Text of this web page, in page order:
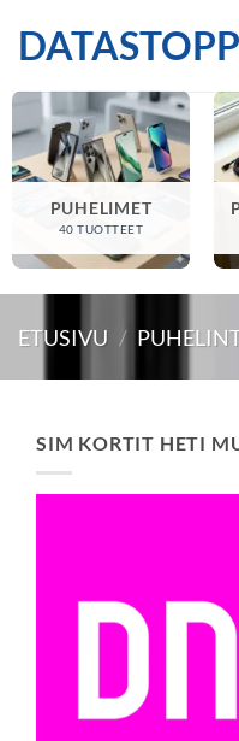
PUHELIMET
40 TUOTTEET
ETUSIVU /
SIM KORTIT HETI